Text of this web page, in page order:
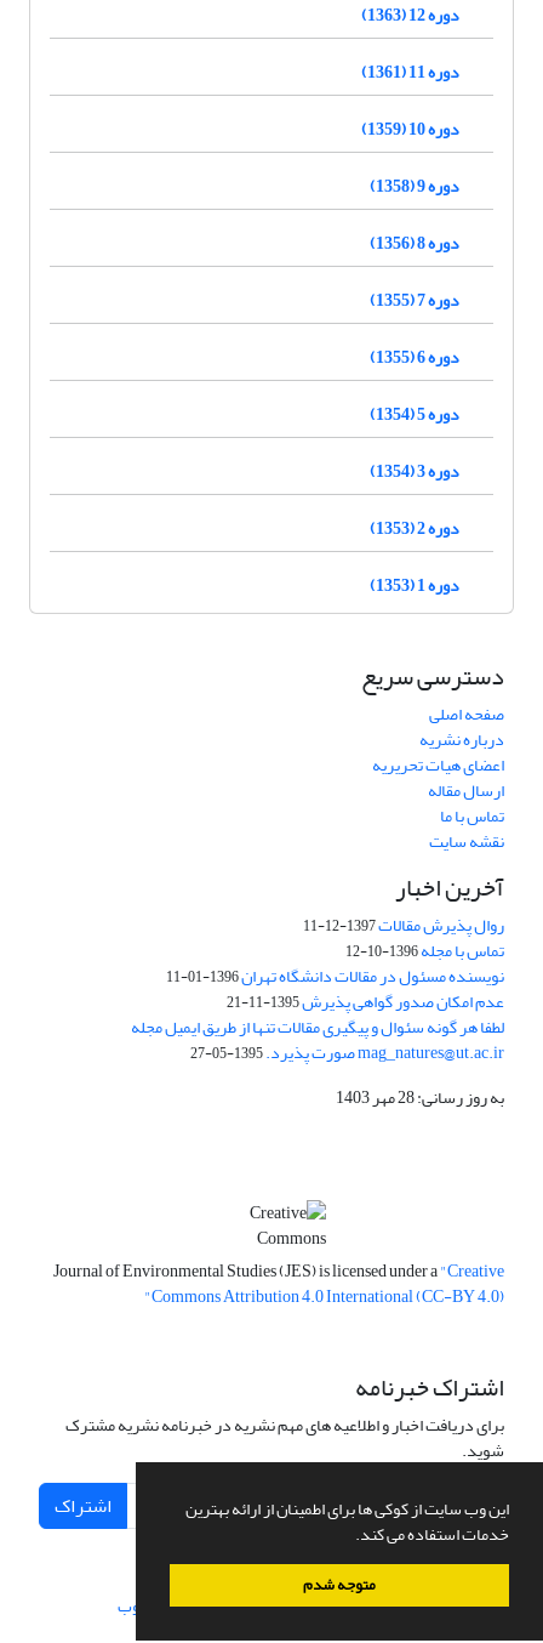
این وب سایت از کوکی ها برای اطمینان از ارائه بهترین
خدمات استفاده می کند.
متوجه شدم
دوره 12 (1363)
دوره 11 (1361)
دوره 10 (1359)
دوره 9 (1358)
دوره 8 (1356)
دوره 7 (1355)
دوره 6 (1355)
دوره 5 (1354)
دوره 3 (1354)
دوره 2 (1353)
دوره 1 (1353)
دسترسی سریع
صفحه اصلی
درباره نشریه
اعضای هیات تحریریه
ارسال مقاله
تماس با ما
نقشه سایت
آخرین اخبار
روال پذیرش مقالات1397-12-11
تماس با مجله1396-10-12
نویسنده مسئول در مقالات دانشگاه تهران1396-01-11
عدم امکان صدور گواهی پذیرش1395-11-21
لطفا هر گونه سئوال و پیگیری مقالات تنها از طریق ایمیل مجله
mag_natures@ut.ac.ir صورت پذیرد. 1395-05-27
به روز رسانی: 28 مهر 1403
Journal of Environmental Studies (JES) is licensed under a"Creative
Commons Attribution 4.0 International (CC-BY 4.0)"
اشتراک خبرنامه
برای دریافت اخبار و اطلاعیه های مهم نشریه در خبرنامه نشریه مشترک
شوید.
اشتراک
سامانه مدیریت نشریات علمی.طراحی و پیاده سازی از سیناوب